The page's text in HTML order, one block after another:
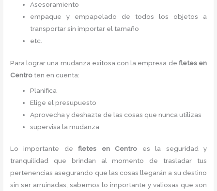
Asesoramiento
empaque y empapelado de todos los objetos a
transportar sin importar el tamaño
etc.
Para lograr una mudanza exitosa con la empresa de fletesen
Centro ten en cuenta:
Planifica
Elige el presupuesto
Aprovecha y deshazte de las cosas que nunca utilizas
supervisa la mudanza
Lo importante defletes en Centro es la seguridad y
tranquilidad que brindan al momento de trasladar tus
pertenencias asegurando que las cosas llegarán a su destino
sin ser arruinadas, sabemos lo importante y valiosas que son